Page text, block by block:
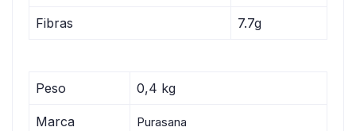
Fibras 7.7g
Peso 0,4 kg
Marca Purasana